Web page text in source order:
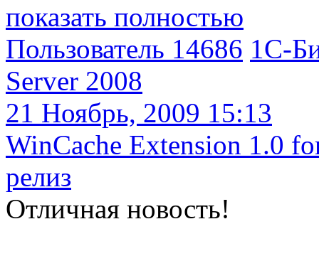
показать полностью
Пользователь 14686 1С-
Server 2008
21 Ноябрь, 2009 15:13
WinCache Extension 1.0
релиз
Отличная новость!